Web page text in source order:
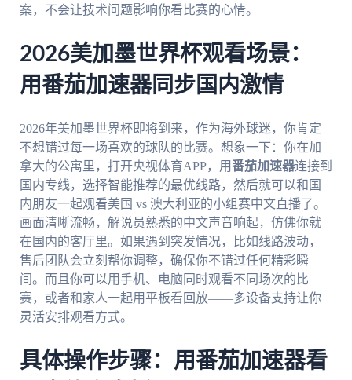
案，不会让技术问题影响你看比赛的心情。
2026美加墨世界杯观看场景：
用番茄加速器同步国内激情
2026年美加墨世界杯即将到来，作为海外球迷，你肯定
不想错过每一场喜欢的球队的比赛。想象一下：你在加
拿大的公寓里，打开央视体育APP，用番茄加速器连接到
国内专线，选择智能推荐的最优线路，然后就可以和国
内朋友一起观看美国 vs 澳大利亚的小组赛中文直播了。
画面清晰流畅，解说员熟悉的中文声音响起，仿佛你就
在国内的客厅里。如果遇到突发情况，比如线路波动，
售后团队会立刻帮你调整，确保你不错过任何精彩瞬
间。而且你可以用手机、电脑同时观看不同场次的比
赛，或者和家人一起用平板看回放——多设备支持让你
灵活安排观看方式。
具体操作步骤：用番茄加速器看